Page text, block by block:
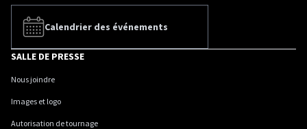
Calendrier des événements
SALLE DE PRESSE
Nous joindre
Images et logo
Autorisation de tournage